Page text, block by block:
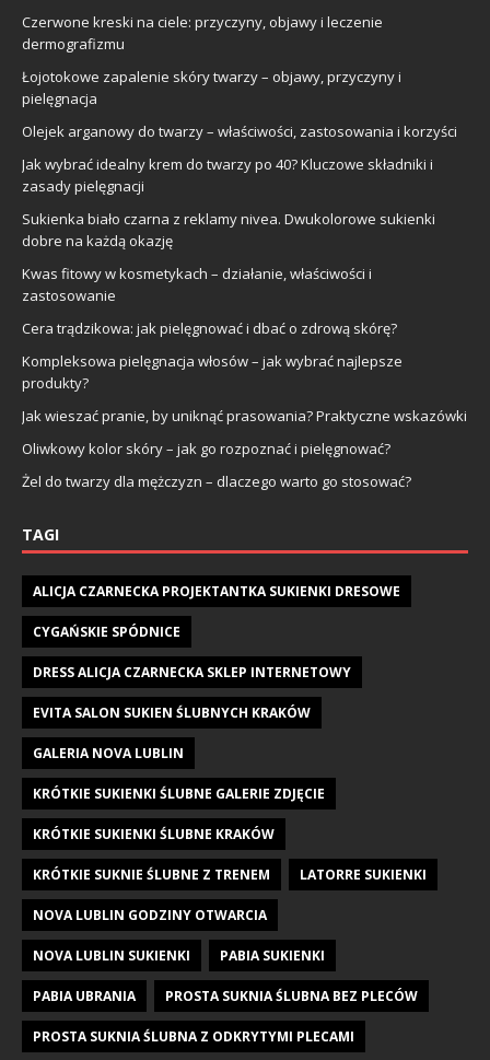
Czerwone kreski na ciele: przyczyny, objawy i leczenie
dermografizmu
Łojotokowe zapalenie skóry twarzy – objawy, przyczyny i
pielęgnacja
Olejek arganowy do twarzy – właściwości, zastosowania i korzyści
Jak wybrać idealny krem do twarzy po 40? Kluczowe składniki i
zasady pielęgnacji
Sukienka biało czarna z reklamy nivea. Dwukolorowe sukienki
dobre na każdą okazję
Kwas fitowy w kosmetykach – działanie, właściwości i
zastosowanie
Cera trądzikowa: jak pielęgnować i dbać o zdrową skórę?
Kompleksowa pielęgnacja włosów – jak wybrać najlepsze
produkty?
Jak wieszać pranie, by uniknąć prasowania? Praktyczne wskazówki
Oliwkowy kolor skóry – jak go rozpoznać i pielęgnować?
Żel do twarzy dla mężczyzn – dlaczego warto go stosować?
TAGI
ALICJA CZARNECKA PROJEKTANTKA SUKIENKI DRESOWE
CYGAŃSKIE SPÓDNICE
DRESS ALICJA CZARNECKA SKLEP INTERNETOWY
EVITA SALON SUKIEN ŚLUBNYCH KRAKÓW
GALERIA NOVA LUBLIN
KRÓTKIE SUKIENKI ŚLUBNE GALERIE ZDJĘCIE
KRÓTKIE SUKIENKI ŚLUBNE KRAKÓW
KRÓTKIE SUKNIE ŚLUBNE Z TRENEM LATORRE SUKIENKI
NOVA LUBLIN GODZINY OTWARCIA
NOVA LUBLIN SUKIENKI PABIA SUKIENKI
PABIA UBRANIA PROSTA SUKNIA ŚLUBNA BEZ PLECÓW
PROSTA SUKNIA ŚLUBNA Z ODKRYTYMI PLECAMI